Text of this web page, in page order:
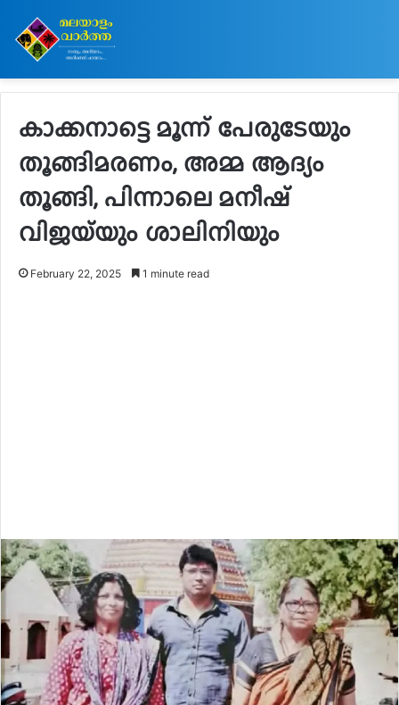
കാക്കനാട്ടെ മൂന്ന് പേരുടേയും
തൂങ്ങിമരണം, അമ്മ ആദ്യം
തൂങ്ങി, പിന്നാലെ മനീഷ്
വിജയ്‌യും ശാലിനിയും
February 22, 2025 1 minute read